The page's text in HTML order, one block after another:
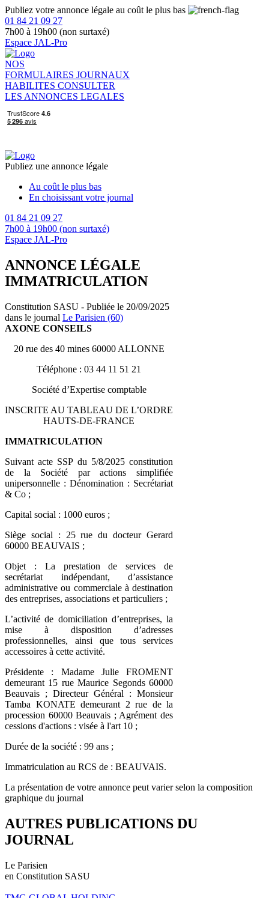
Publiez votre annonce légale au coût le plus bas
01 84 21 09 27
7h00 à 19h00 (non surtaxé)
Espace JAL-Pro
NOS
FORMULAIRES JOURNAUX
HABILITES CONSULTER
LES ANNONCES LEGALES
Publiez une annonce légale
Au coût le plus bas
En choisissant votre journal
01 84 21 09 27
7h00 à 19h00 (non surtaxé)
Espace JAL-Pro
ANNONCE LÉGALE
IMMATRICULATION
Constitution SASU - Publiée le 20/09/2025
dans le journal Le Parisien (60)
AXONE CONSEILS
20 rue des 40 mines 60000 ALLONNE
Téléphone : 03 44 11 51 21
Société d’Expertise comptable
INSCRITE AU TABLEAU DE L’ORDRE
HAUTS-DE-FRANCE
IMMATRICULATION
Suivant acte SSP du 5/8/2025 constitution
de la Société par actions simplifiée
unipersonnelle : Dénomination : Secrétariat
& Co ;
Capital social : 1000 euros ;
Siège social : 25 rue du docteur Gerard
60000 BEAUVAIS ;
Objet : La prestation de services de
secrétariat indépendant, d’assistance
administrative ou commerciale à destination
des entreprises, associations et particuliers ;
L’activité de domiciliation d’entreprises, la
mise à disposition d’adresses
professionnelles, ainsi que tous services
accessoires à cette activité.
Présidente : Madame Julie FROMENT
demeurant 15 rue Maurice Segonds 60000
Beauvais ; Directeur Général : Monsieur
Tamba KONATE demeurant 2 rue de la
procession 60000 Beauvais ; Agrément des
cessions d'actions : visée à l'art 10 ;
Durée de la société : 99 ans ;
Immatriculation au RCS de : BEAUVAIS.
La présentation de votre annonce peut varier selon la composition
graphique du journal
AUTRES PUBLICATIONS DU
JOURNAL
Le Parisien
en Constitution SASU